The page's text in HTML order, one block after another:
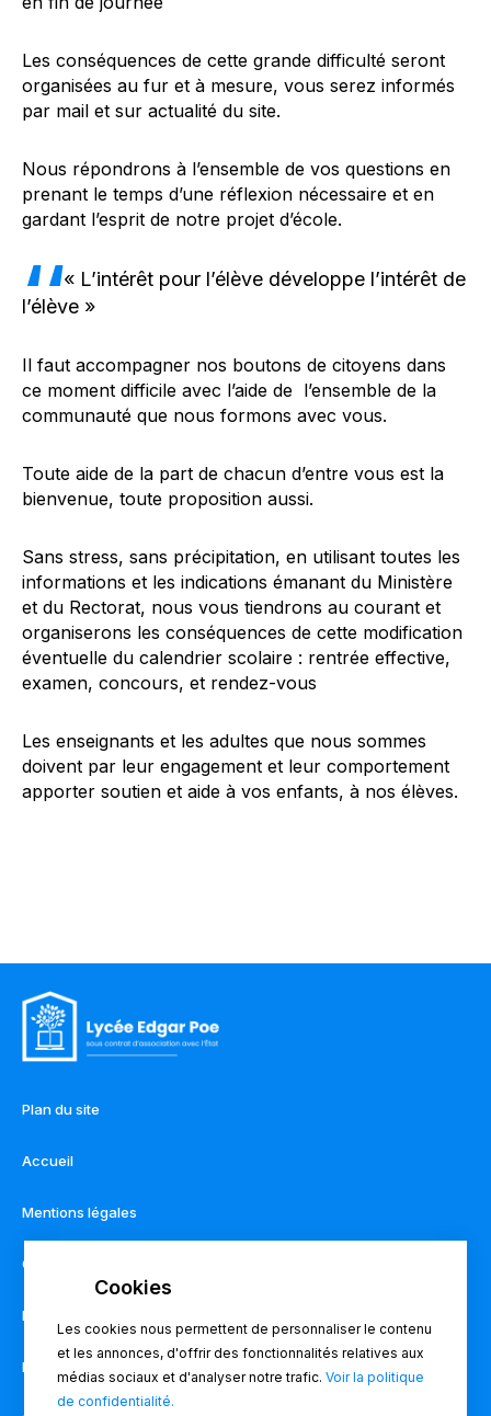
Les conséquences de cette grande difficulté seront
organisées au fur et à mesure, vous serez informés
par mail et sur actualité du site.
Nous répondrons à l’ensemble de vos questions en
prenant le temps d’une réflexion nécessaire et en
gardant l’esprit de notre projet d’école.
« L’intérêt pour l’élève développe l’intérêt de
l’élève »
Il faut accompagner nos boutons de citoyens dans
ce moment difficile avec l’aide de l’ensemble de la
communauté que nous formons avec vous.
Toute aide de la part de chacun d’entre vous est la
bienvenue, toute proposition aussi.
Sans stress, sans précipitation, en utilisant toutes les
informations et les indications émanant du Ministère
et du Rectorat, nous vous tiendrons au courant et
organiserons les conséquences de cette modification
éventuelle du calendrier scolaire : rentrée effective,
examen, concours, et rendez-vous
Les enseignants et les adultes que nous sommes
doivent par leur engagement et leur comportement
apporter soutien et aide à vos enfants, à nos élèves.
Plan du site
Accueil
Mentions légales
Contact
Règlement intérieur
Pronote
Les cookies nous permettent de personnaliser le contenu
et les annonces, d'offrir des fonctionnalités relatives aux
médias sociaux et d'analyser notre trafic.Voir la politique
de confidentialité.